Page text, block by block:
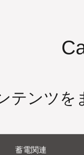
テンツを
蓄電関連